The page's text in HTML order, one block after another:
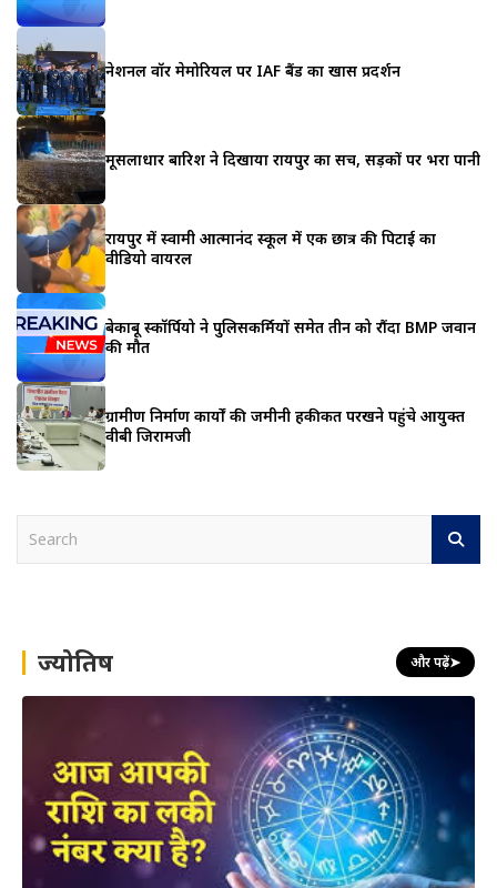
नेशनल वॉर मेमोरियल पर IAF बैंड का खास प्रदर्शन
मूसलाधार बारिश ने दिखाया रायपुर का सच, सड़कों पर भरा पानी
रायपुर में स्वामी आत्मानंद स्कूल में एक छात्र की पिटाई का
वीडियो वायरल
बेकाबू स्कॉर्पियो ने पुलिसकर्मियों समेत तीन को रौंदा BMP जवान
की मौत
ग्रामीण निर्माण कार्यों की जमीनी हकीकत परखने पहुंचे आयुक्त
वीबी जिरामजी
h ज्योतिष और पढ़ें➤